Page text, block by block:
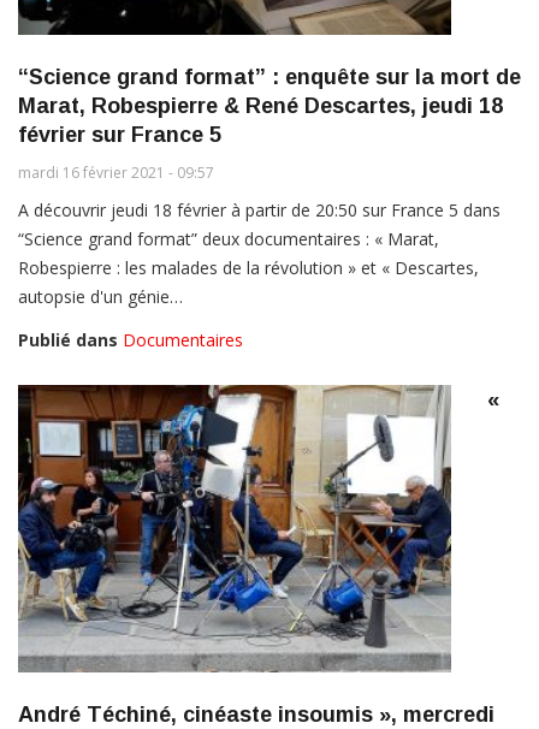
“Science grand format” : enquête sur la mort de
Marat, Robespierre & René Descartes, jeudi 18
février sur France 5
mardi 16 février 2021 - 09:57
A découvrir jeudi 18 février à partir de 20:50 sur France 5 dans
“Science grand format” deux documentaires : « Marat,
Robespierre : les malades de la révolution » et « Descartes,
autopsie d'un génie…
Publié dans Documentaires
«
André Téchiné, cinéaste insoumis », mercredi